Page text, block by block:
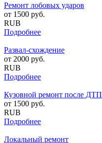
Ремонт лобовых ударов
от 1500 руб.
RUB
Подробнее
Развал-схождение
от 2000 руб.
RUB
Подробнее
Кузовной ремонт после ДТП
от 1500 руб.
RUB
Подробнее
Локальный ремонт